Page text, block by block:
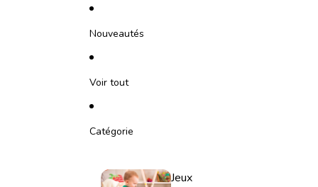
Nouveautés
Voir tout
Catégorie
Jeux